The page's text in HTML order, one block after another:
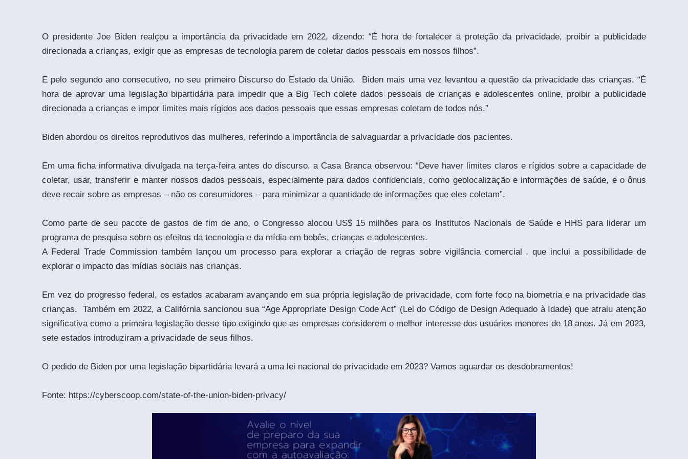
O presidente Joe Biden realçou a importância da privacidade em 2022, dizendo: “É hora de fortalecer a proteção da privacidade, proibir a publicidade
direcionada a crianças, exigir que as empresas de tecnologia parem de coletar dados pessoais em nossos filhos”.
E pelo segundo ano consecutivo, no seu primeiro Discurso do Estado da União, Biden mais uma vez levantou a questão da privacidade das crianças. “É
hora de aprovar uma legislação bipartidária para impedir que a Big Tech colete dados pessoais de crianças e adolescentes online, proibir a publicidade
direcionada a crianças e impor limites mais rígidos aos dados pessoais que essas empresas coletam de todos nós.”
Biden abordou os direitos reprodutivos das mulheres, referindo a importância de salvaguardar a privacidade dos pacientes.
Em uma ficha informativa divulgada na terça-feira antes do discurso, a Casa Branca observou: “Deve haver limites claros e rígidos sobre a capacidade de
coletar, usar, transferir e manter nossos dados pessoais, especialmente para dados confidenciais, como geolocalização e informações de saúde, e o ônus
deve recair sobre as empresas – não os consumidores – para minimizar a quantidade de informações que eles coletam”.
Como parte de seu pacote de gastos de fim de ano, o Congresso alocou US$ 15 milhões para os Institutos Nacionais de Saúde e HHS para liderar um
programa de pesquisa sobre os efeitos da tecnologia e da mídia em bebês, crianças e adolescentes.
A Federal Trade Commission também lançou um processo para explorar a criação de regras sobre vigilância comercial , que inclui a possibilidade de
explorar o impacto das mídias sociais nas crianças.
Em vez do progresso federal, os estados acabaram avançando em sua própria legislação de privacidade, com forte foco na biometria e na privacidade das
crianças. Também em 2022, a Califórnia sancionou sua “Age Appropriate Design Code Act” (Lei do Código de Design Adequado à Idade) que atraiu atenção
significativa como a primeira legislação desse tipo exigindo que as empresas considerem o melhor interesse dos usuários menores de 18 anos. Já em 2023,
sete estados introduziram a privacidade de seus filhos.
O pedido de Biden por uma legislação bipartidária levará a uma lei nacional de privacidade em 2023? Vamos aguardar os desdobramentos!
Fonte: https://cyberscoop.com/state-of-the-union-biden-privacy/